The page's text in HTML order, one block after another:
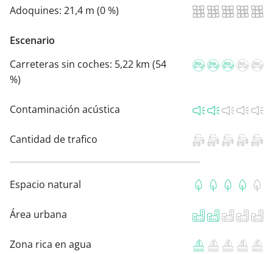
Adoquines: 21,4 m (0 %)
Escenario
Carreteras sin coches: 5,22 km (54
%)
Contaminación acústica
Cantidad de trafico
Espacio natural
Área urbana
Zona rica en agua